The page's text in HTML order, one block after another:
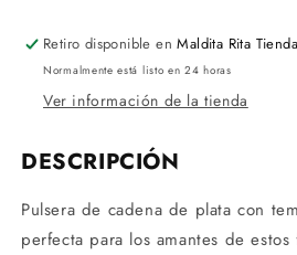
Retiro disponible enMaldita Rita Tienda
Normalmente está listo en 24 horas
Ver información de la tienda
DESCRIPCIÓN
Pulsera de cadena de plata con
perfecta para los amantes de